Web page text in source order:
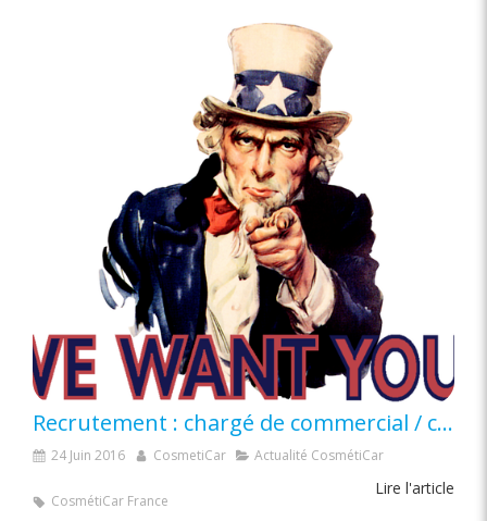
Recrutement : chargé de commercial / communication en alternance
24 Juin 2016 CosmetiCar Actualité CosmétiCar
Lire l'article
CosmétiCar France